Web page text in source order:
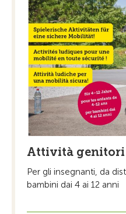
Attività genitori
Per gli insegnanti, da
bambini dai 4 ai 12 anni